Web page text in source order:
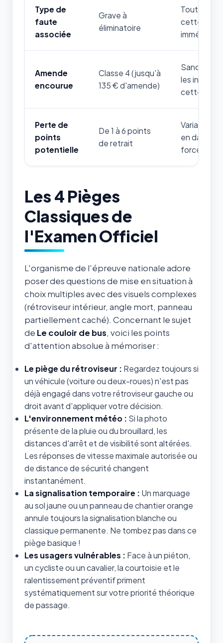
Type de
faute
associée
Grave à
éliminatoire
Toute
cette
Amende
encourue
Classe 4 (jusqu'à
135 € d'amende)
Sanction
les
cette
Perte de
points
potentielle
De 1 à 6 points
de retrait
Variable
en danger
forces de
Les 4 Pièges
Classiques de
l'Examen Officiel
L'organisme de l'épreuve nationale adore
poser des questions de mise en situation à
choix multiples avec des visuels complexes
(rétroviseur intérieur, angle mort, panneau
partiellement caché). Concernant le sujet
de Le couloir de bus, voici les points
d'attention absolue à mémoriser :
Le piège du rétroviseur : Regardez toujours si
un véhicule (voiture ou deux-roues) n'est pas
déjà engagé dans votre rétroviseur gauche ou
droit avant d'appliquer votre décision.
L'environnement météo : Si la photo
présente de la pluie ou du brouillard, les
distances d'arrêt et de visibilité sont altérées.
Les réponses de vitesse maximale autorisée ou
de distance de sécurité changent
instantanément.
La signalisation temporaire : Un marquage
au sol jaune ou un panneau de chantier orange
annule toujours la signalisation blanche ou
classique permanente. Ne tombez pas dans ce
piège basique !
Les usagers vulnérables : Face à un piéton,
un cycliste ou un cavalier, la courtoisie et le
ralentissement préventif priment
systématiquement sur votre priorité théorique
de passage.